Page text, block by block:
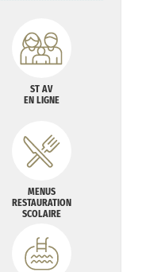
ST AV
EN LIGNE
MENUS
RESTAURATION
SCOLAIRE